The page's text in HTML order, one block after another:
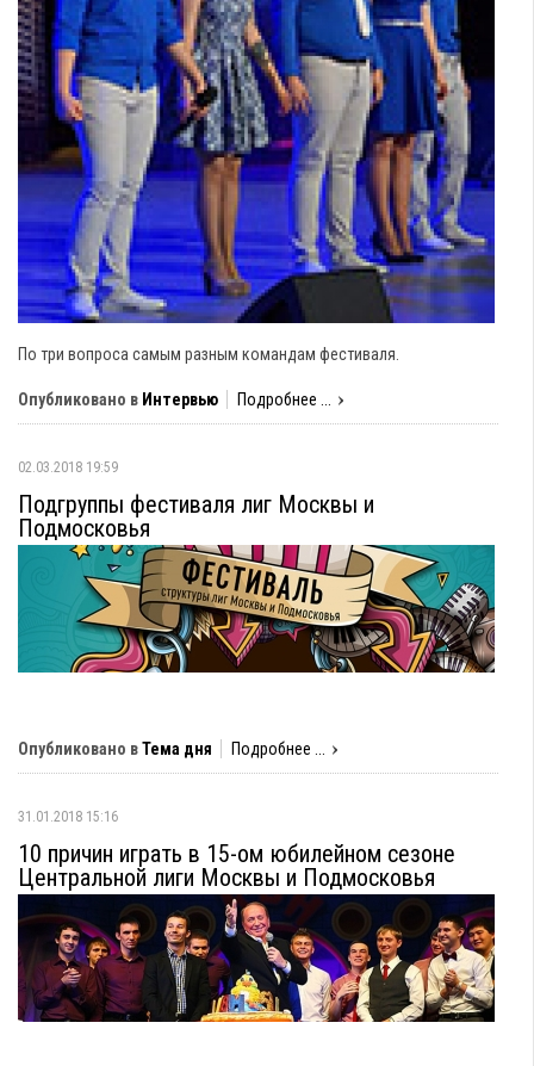
По три вопроса самым разным командам фестиваля.
Опубликовано в Интервью Подробнее ...
02.03.2018 19:59
Подгруппы фестиваля лиг Москвы и
Подмосковья
Опубликовано вТема дня Подробнее ...
31.01.2018 15:16
10 причин играть в 15-ом юбилейном сезоне
Центральной лиги Москвы и Подмосковья